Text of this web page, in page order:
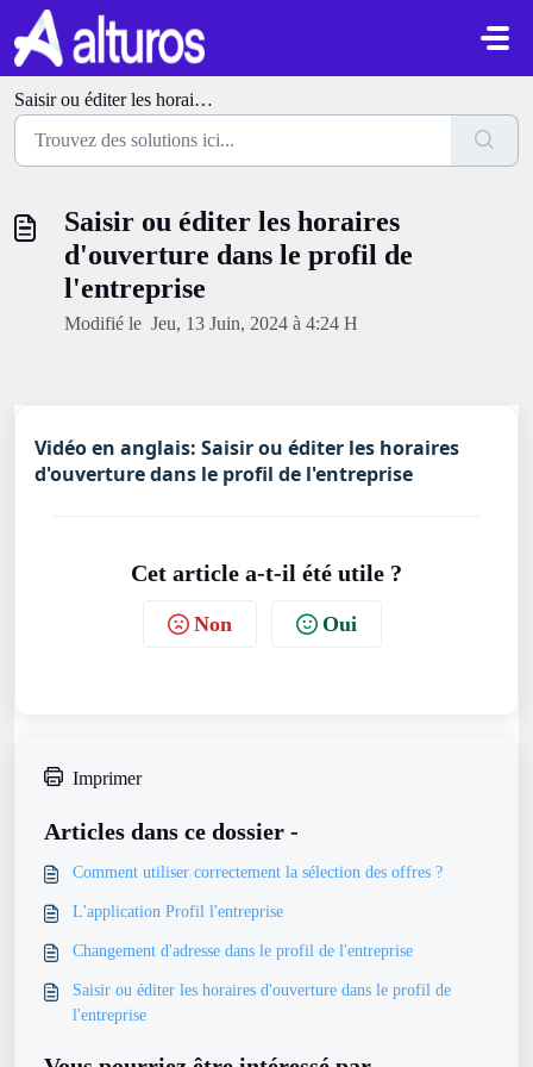
Passer au contenu principal
Saisir ou éditer les horaires d'ouverture dans le profil de l'entreprise
Saisir ou éditer les horaires
d'ouverture dans le profil de
l'entreprise
Modifié le Jeu, 13 Juin, 2024 à 4:24 H
Vidéo en anglais: Saisir ou éditer les horaires
d'ouverture dans le profil de l'entreprise
Cet article a-t-il été utile ?
Non Oui
Imprimer
Articles dans ce dossier -
Comment utiliser correctement la sélection des offres ?
L'application Profil l'entreprise
Changement d'adresse dans le profil de l'entreprise
Saisir ou éditer les horaires d'ouverture dans le profil de
l'entreprise